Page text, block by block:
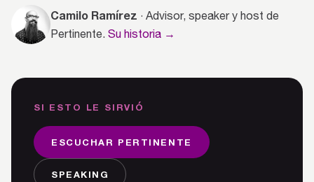
Camilo Ramírez · Advisor, speaker y host de
Pertinente. Su historia →
SI ESTO LE SIRVIÓ
ESCUCHAR PERTINENTE
SPEAKING